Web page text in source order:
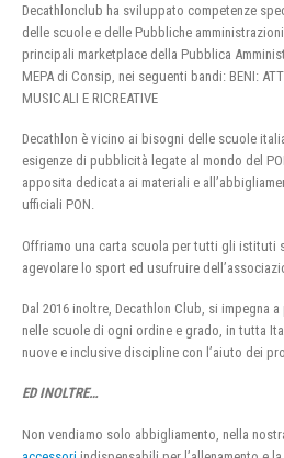
Decathlonclub ha sviluppato competenze
delle scuole e delle Pubbliche
principali marketplace della Pubblica
MEPA di Consip, nei seguenti bandi: BENI:
MUSICALI E RICREATIVE
Decathlon è vicino ai bisogni delle scuole
esigenze di pubblicità legate al mondo del
apposita dedicata ai materiali e
ufficiali PON.
Offriamo una carta scuola per tutti gli istituti
agevolare lo sport ed usufruire
Dal 2016 inoltre, Decathlon Club, si impegna
nelle scuole di ogni ordine e grado, in tutta
nuove e inclusive discipline con l’aiuto dei
ED INOLTRE…
Non vendiamo solo abbigliamento, nella